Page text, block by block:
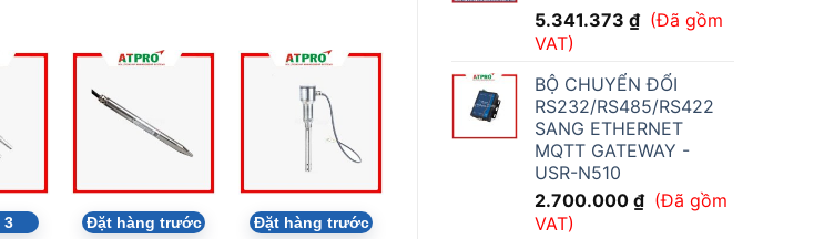
5.341.373 ₫ (Đã gồm
VAT)
BỘ CHUYỂN ĐỔI
RS232/RS485/RS422
SANG ETHERNET
MQTT GATEWAY -
USR-N510
2.700.000 ₫ (Đã gồm
VAT)
3 Đặt hàng trước Đặt hàng trước